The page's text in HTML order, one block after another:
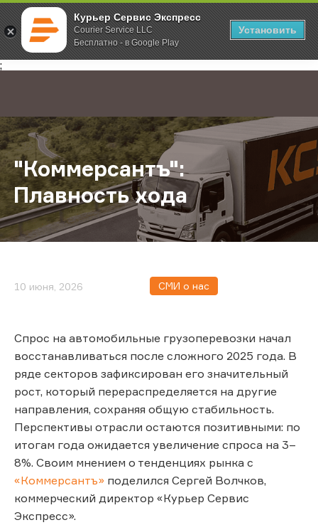
Курьер Сервис Экспресс
Courier Service LLC
Бесплатно - в Google Play
Установить
;
Главная О компании Новости "Коммерсантъ": Плавность хода
"Коммерсантъ":
Плавность хода
10 июня, 2026 СМИ о нас
Спрос на автомобильные грузоперевозки начал
восстанавливаться после сложного 2025 года. В
ряде секторов зафиксирован его значительный
рост, который перераспределяется на другие
направления, сохраняя общую стабильность.
Перспективы отрасли остаются позитивными: по
итогам года ожидается увеличение спроса на 3–
8%. Своим мнением о тенденциях рынка с
«Коммерсантъ» поделился Сергей Волчков,
коммерческий директор «Курьер Сервис
Экспресс».